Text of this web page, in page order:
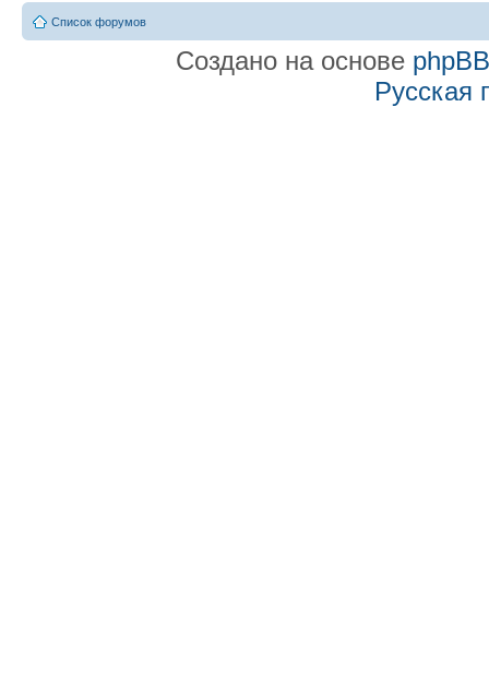
Список форумов
Создано на основе phpBB
Русская